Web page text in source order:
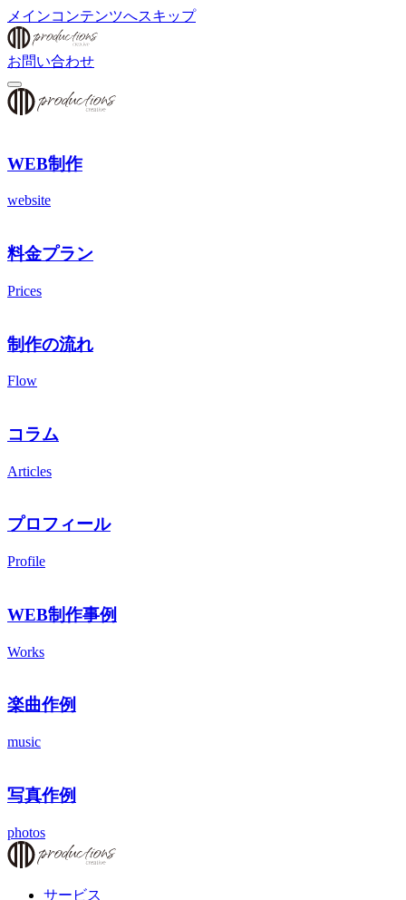
メインコンテンツへスキップ
お問い合わせ
WEB制作
website
料金プラン
Prices
制作の流れ
Flow
コラム
Articles
プロフィール
Profile
WEB制作事例
Works
楽曲作例
music
写真作例
photos
サービス